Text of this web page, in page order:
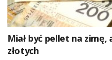
Miał być pellet na
złotych